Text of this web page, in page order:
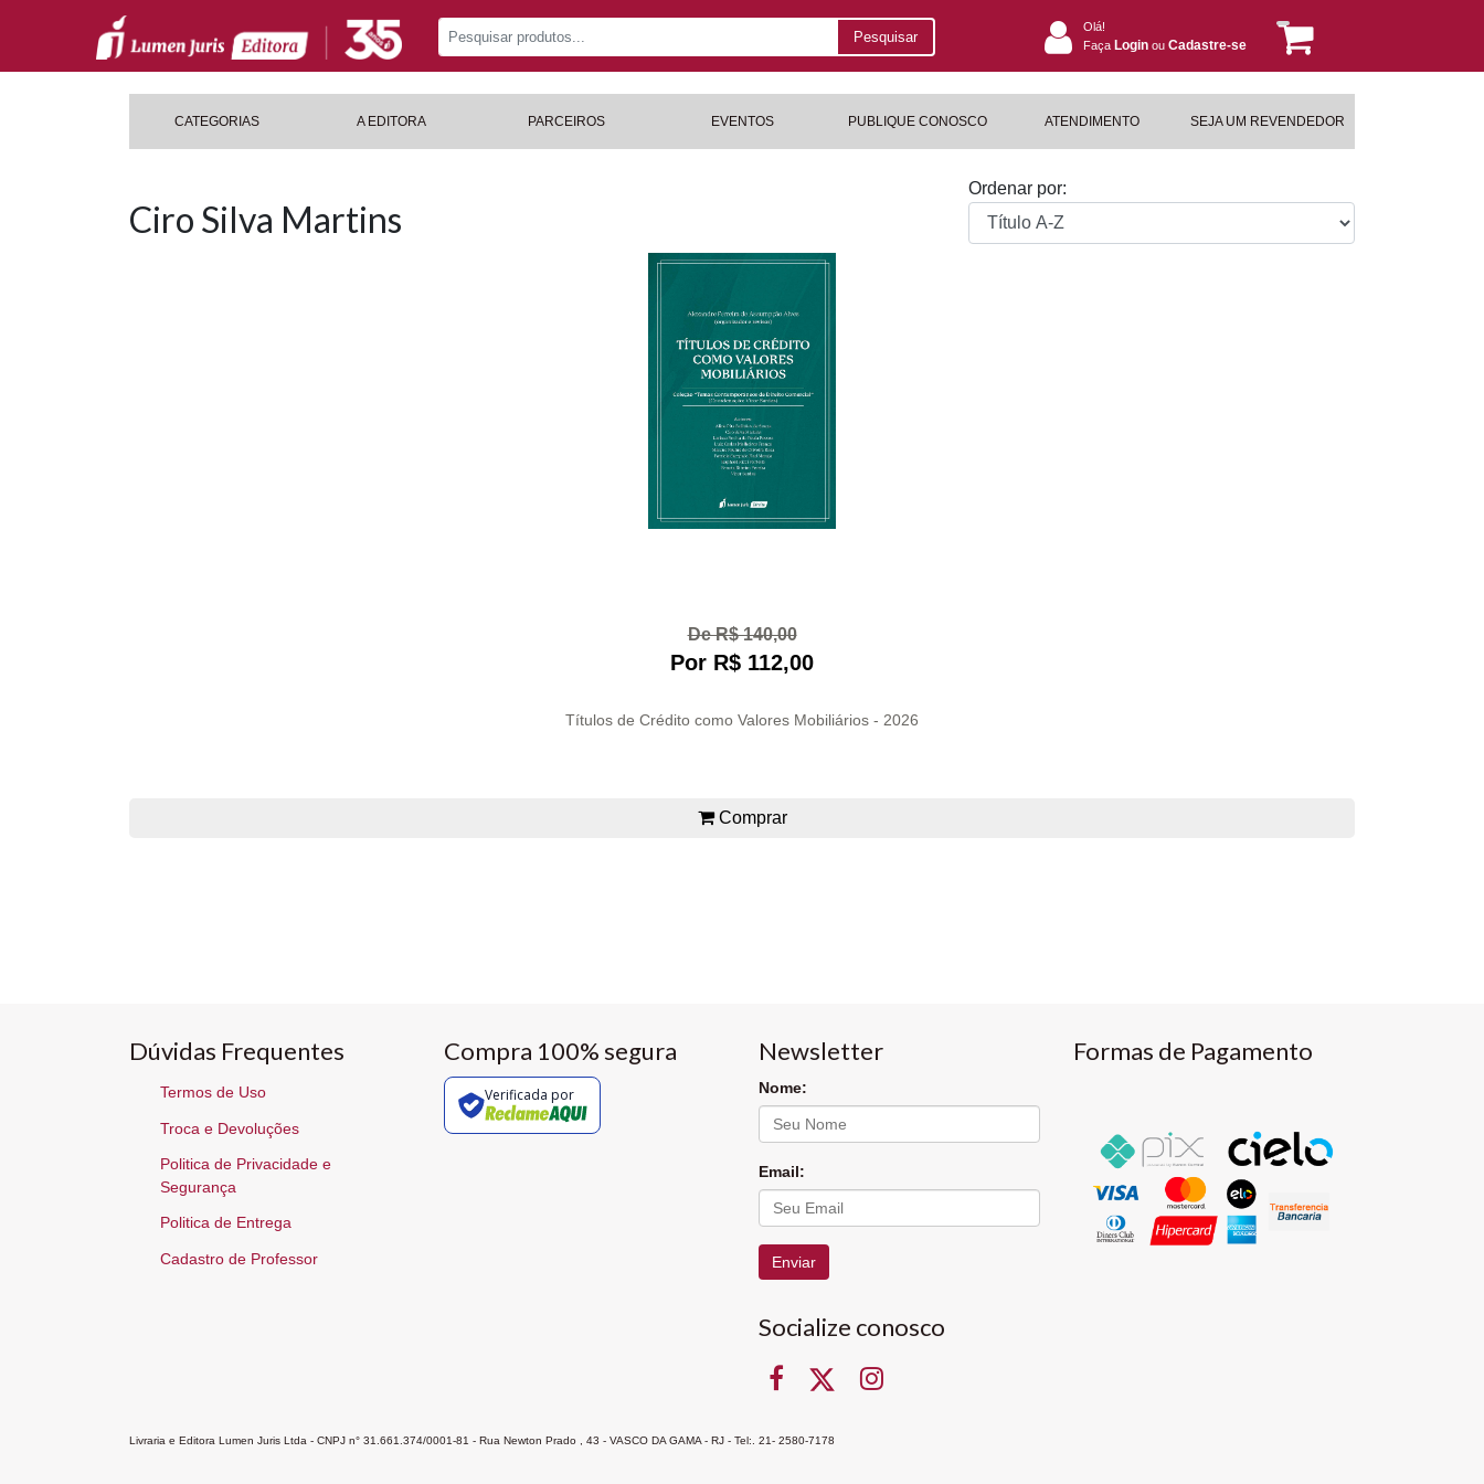
Pesquisar
Olá!
Faça Login ou Cadastre-se
CATEGORIAS A EDITORA PARCEIROS EVENTOS PUBLIQUE CONOSCO ATENDIMENTO SEJA UM REVENDEDOR
Ciro Silva Martins
Ordenar por:
De R$ 140,00
Por R$ 112,00
Títulos de Crédito como Valores Mobiliários - 2026
Comprar
Dúvidas Frequentes
Termos de Uso
Troca e Devoluções
Politica de Privacidade e
Segurança
Politica de Entrega
Cadastro de Professor
Compra 100% segura
Verificada por
Newsletter
Nome:
Email:
Enviar
Socialize conosco
Formas de Pagamento
Livraria e Editora Lumen Juris Ltda - CNPJ n° 31.661.374/0001-81 - Rua Newton Prado , 43 - VASCO DA GAMA - RJ - Tel:. 21- 2580-7178